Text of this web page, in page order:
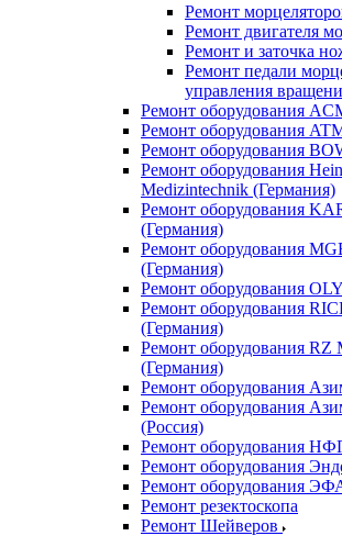
Ремонт
Ремонт двигателя
Ремонт и заточка
Ремонт педали
управления
Ремонт оборудования
Ремонт оборудования
Ремонт оборудования
Ремонт оборудования
Medizintechnik (Германия)
Ремонт оборудования
(Германия)
Ремонт оборудования
(Германия)
Ремонт оборудования
Ремонт оборудования
(Германия)
Ремонт оборудования RZ
(Германия)
Ремонт оборудования
Ремонт оборудования
(Россия)
Ремонт оборудования
Ремонт оборудования
Ремонт оборудования
Ремонт резектоскопа
Ремонт Шейверов